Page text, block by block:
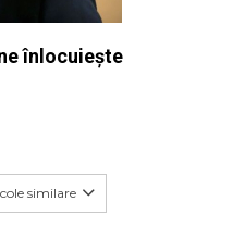
înlocuiește
similare